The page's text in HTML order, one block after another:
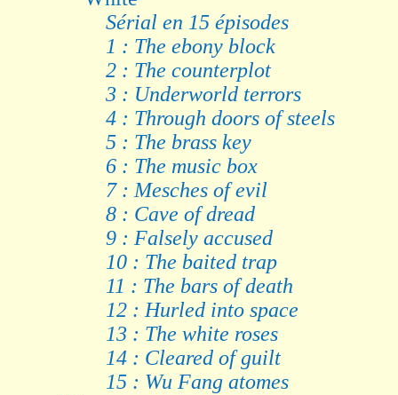
Sérial en 15 épisodes
1 : The ebony block
2 : The counterplot
3 : Underworld terrors
4 : Through doors of steels
5 : The brass key
6 : The music box
7 : Mesches of evil
8 : Cave of dread
9 : Falsely accused
10 : The baited trap
11 : The bars of death
12 : Hurled into space
13 : The white roses
14 : Cleared of guilt
15 : Wu Fang atomes